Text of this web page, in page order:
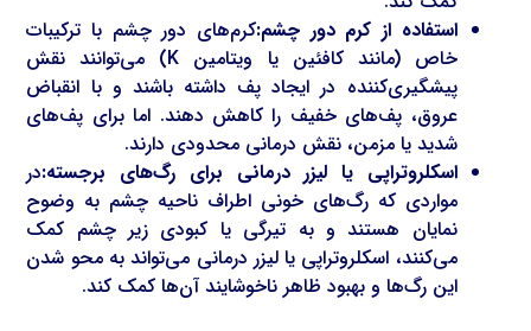
استفاده از کرم دور چشم:کرم‌های دور چشم با ترکیبات
خاص (مانند کافئین یا ویتامین K) می‌توانند نقش
پیشگیری‌کننده در ایجاد پف داشته باشند و با انقباض
عروق، پف‌های خفیف را کاهش دهند. اما برای پف‌های
شدید یا مزمن، نقش درمانی محدودی دارند.
اسکلروتراپی یا لیزر درمانی برای رگ‌های برجسته:در
مواردی که رگ‌های خونی اطراف ناحیه چشم به وضوح
نمایان هستند و به تیرگی یا کبودی زیر چشم کمک
می‌کنند، اسکلروتراپی یا لیزر درمانی می‌تواند به محو شدن
این رگ‌ها و بهبود ظاهر ناخوشایند آن‌ها کمک کند.